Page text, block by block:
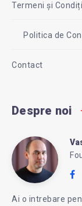
Termeni și
Politica de
Contact
Despre noi
Vasile
Pop
Ai o intrebare